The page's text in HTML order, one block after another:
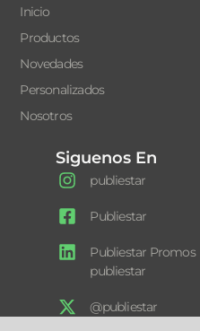
Inicio
Productos
Novedades
Personalizados
Nosotros
Siguenos En
publiestar
Publiestar
Publiestar Promos
publiestar
@publiestar